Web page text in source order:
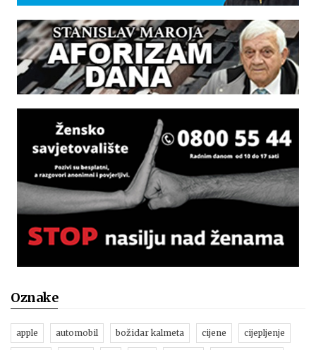
Oznake
apple automobil božidar kalmeta cijene cijepljenje